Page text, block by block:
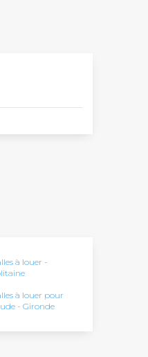
à louer -
à louer pour
- Gironde